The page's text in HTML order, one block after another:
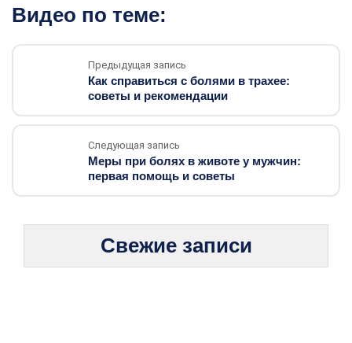
Видео по теме:
Предыдущая запись
Как справиться с болями в трахее:
советы и рекомендации
Следующая запись
Меры при болях в животе у мужчин:
первая помощь и советы
Свежие записи